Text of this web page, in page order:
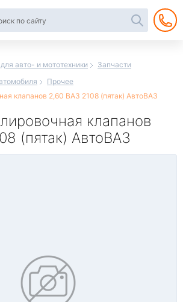
авто- и мототехники
Запчасти
Прочее
клапанов 2,60 ВАЗ 2108 (пятак) АвтоВАЗ
клапанов
(пятак) АвтоВАЗ